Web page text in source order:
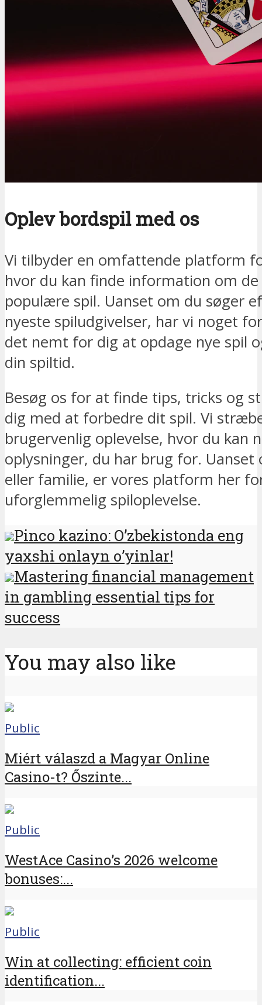
Oplev bordspil med os
Vi tilbyder en omfattende platform
hvor du kan finde information om
populære spil. Uanset om du søger
nyeste spiludgivelser, har vi noget
det nemt for dig at opdage nye spil
din spiltid.
Besøg os for at finde tips, tricks og
dig med at forbedre dit spil. Vi
brugervenlig oplevelse, hvor du kan
oplysninger, du har brug for.
eller familie, er vores platform her
uforglemmelig spiloplevelse.
Pinco kazino: O’zbekistonda eng
yaxshi onlayn o’yinlar!
Mastering financial management
in gambling essential tips for
success
You may also like
Public
Miért válaszd a Magyar Online
Casino-t? Őszinte...
Public
WestAce Casino’s 2026 welcome
bonuses:...
Public
Win at collecting: efficient coin
identification...